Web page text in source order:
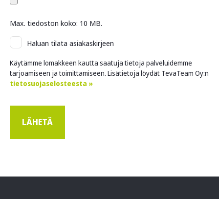
Max. tiedoston koko: 10 MB.
Asiakaskirje
Haluan tilata asiakaskirjeen
Käytämme lomakkeen kautta saatuja tietoja palveluidemme
tarjoamiseen ja toimittamiseen. Lisätietoja löydät TevaTeam Oy:n
tietosuojaselosteesta »